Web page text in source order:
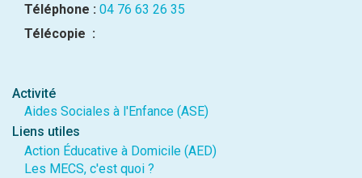
Téléphone : 04 76 63 26 35
Télécopie :
Activité
Aides Sociales à l'Enfance (ASE)
Liens utiles
Action Éducative à Domicile (AED)
Les MECS, c'est quoi ?